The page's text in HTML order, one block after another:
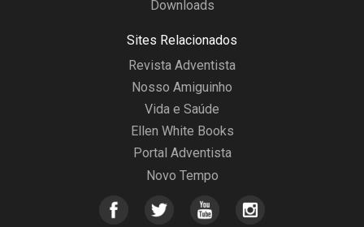
Downloads
Sites Relacionados
Revista Adventista
Nosso Amiguinho
Vida e Saúde
Ellen White Books
Portal Adventista
Novo Tempo